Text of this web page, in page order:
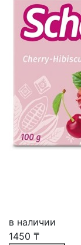
в наличии
1450 ₸